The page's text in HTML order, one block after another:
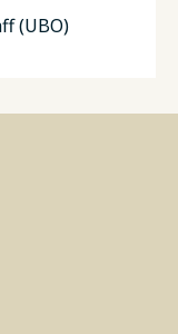
(UBO)